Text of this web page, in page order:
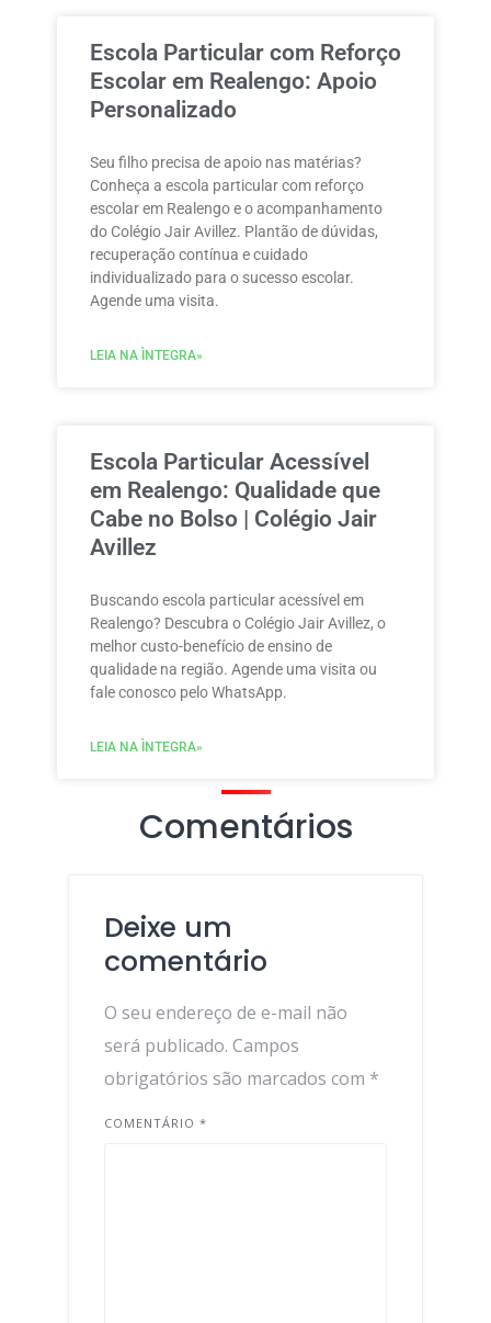
Escola Particular com Reforço
Escolar em Realengo: Apoio
Personalizado
Seu filho precisa de apoio nas matérias?
Conheça a escola particular com reforço
escolar em Realengo e o acompanhamento
do Colégio Jair Avillez. Plantão de dúvidas,
recuperação contínua e cuidado
individualizado para o sucesso escolar.
Agende uma visita.
LEIA NA ÌNTEGRA»
Escola Particular Acessível
em Realengo: Qualidade que
Cabe no Bolso | Colégio Jair
Avillez
Buscando escola particular acessível em
Realengo? Descubra o Colégio Jair Avillez, o
melhor custo-benefício de ensino de
qualidade na região. Agende uma visita ou
fale conosco pelo WhatsApp.
LEIA NA ÌNTEGRA»
Comentários
Deixe um
comentário
O seu endereço de e-mail não
será publicado. Campos
obrigatórios são marcados com *
COMENTÁRIO *